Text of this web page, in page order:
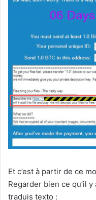
Et c’est à partir de ce
Regarder bien ce qu’il
traduis texto :